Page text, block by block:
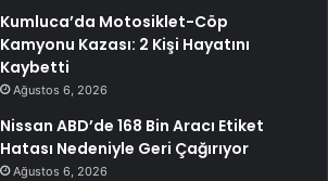
Kumluca’da Motosiklet-Cöp
Kamyonu Kazası: 2 Kişi Hayatını
Kaybetti
Ağustos 6, 2026
Nissan ABD’de 168 Bin Aracı Etiket
Hatası Nedeniyle Geri Çağırıyor
Ağustos 6, 2026